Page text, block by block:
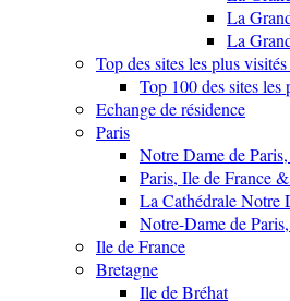
La
La
Top des sites les plus
Top 100 des sites les
Echange de résidence
Paris
Notre Dame de
Paris, Ile de France
La Cathédrale Notre
Notre-Dame de
Ile de France
Bretagne
Ile de Bréhat